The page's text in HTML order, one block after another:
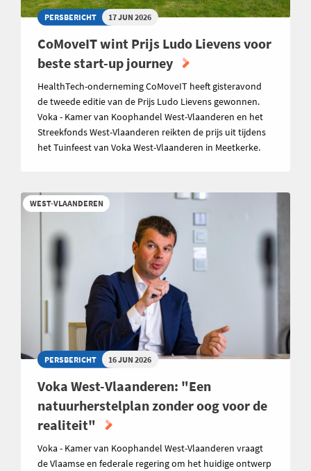
PERSBERICHT 17 JUN 2026
CoMoveIT wint Prijs Ludo Lievens voor
beste start-up journey
HealthTech-onderneming CoMoveIT heeft gisteravond
de tweede editie van de Prijs Ludo Lievens gewonnen.
Voka - Kamer van Koophandel West-Vlaanderen en het
Streekfonds West-Vlaanderen reikten de prijs uit tijdens
het Tuinfeest van Voka West-Vlaanderen in Meetkerke.
WEST-VLAANDEREN
PERSBERICHT 16 JUN 2026
Voka West-Vlaanderen: "Een
natuurherstelplan zonder oog voor de
realiteit"
Voka - Kamer van Koophandel West-Vlaanderen vraagt
de Vlaamse en federale regering om het huidige ontwerp